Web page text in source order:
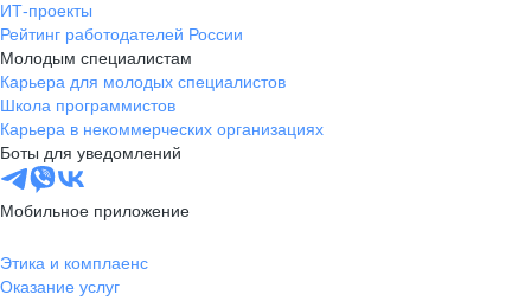
ИТ-проекты
Рейтинг работодателей России
Молодым специалистам
Карьера для молодых специалистов
Школа программистов
Карьера в некоммерческих организациях
Боты для уведомлений
Мобильное приложение
Этика и комплаенс
Оказание услуг